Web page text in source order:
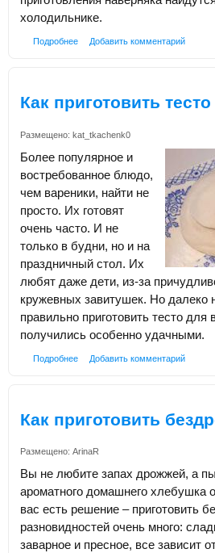
холодильнике.
Подробнее Добавить комментарий
Как приготовить
Размещено: kat_tkachenk0
Более популярное и
востребованное блюдо,
чем вареники, найти не
просто. Их готовят
очень часто. И не
только в будни, но и на
праздничный стол. Их
любят даже дети, из-за
кружевных завитушек. Но далеко
правильно приготовить тесто для
получились особенно удачными.
Подробнее Добавить комментарий
Как приготовить
Размещено: ArinaR
Вы не любите запах дрожжей, а
ароматного домашнего хлебушка
вас есть решение – приготовить
разновидностей очень много:
заварное и пресное, все зависит